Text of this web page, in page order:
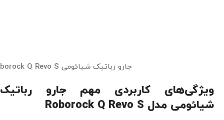
جارو رباتیک شیائومی Roborock Q Revo S
ویژگی‌های کاربردی مهم جارو رباتیک
شیائومی مدل Roborock Q Revo S